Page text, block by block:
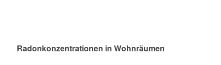
Radonkonzentrationen in Wohnräumen